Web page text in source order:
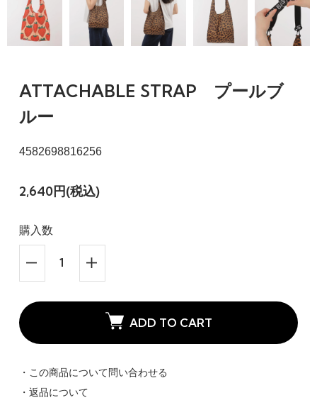
ATTACHABLE STRAP プールブ
ルー
4582698816256
2,640円(税込)
購入数
ADD TO CART
・この商品について問い合わせる
・返品について